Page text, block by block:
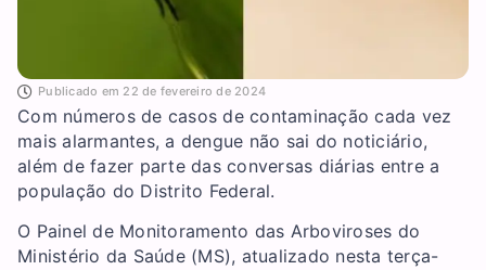
Publicado em 22 de fevereiro de 2024
Com números de casos de contaminação cada vez
mais alarmantes, a dengue não sai do noticiário,
além de fazer parte das conversas diárias entre a
população do Distrito Federal.
O Painel de Monitoramento das Arboviroses do
Ministério da Saúde (MS), atualizado nesta terça-